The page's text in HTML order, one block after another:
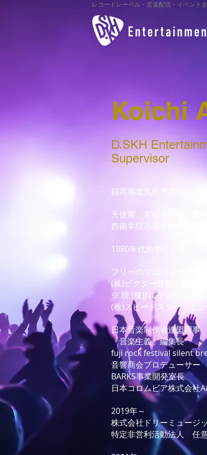
レコードレーベル・音楽配信・イベント
Koichi
D.SKH
Supervisor
福岡県北九州市若松区出身
天使園、若松小学校、響
西南学院高等学校中退、
1980年代前半に、ザ・ル
フリーのプロデューサー
(株)ビクター音楽産業
※ 現 (株)JVCケンウッド
(株)スピードスター・ミ
日本音楽制作者連盟理事
「音楽主義」編集長
fuji rock festival silent
音響商会プロデューサー
BARKS事業開発室長
日本コロムビア株式会社
2019年～
株式会社ドリーミュージ
特定非営利活動法人 任